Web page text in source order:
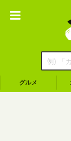
グルメ